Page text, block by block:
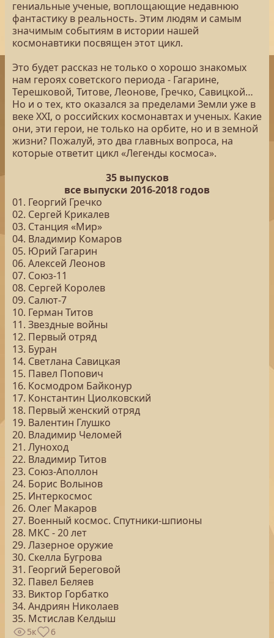
гениальные ученые, воплощающие недавнюю
фантастику в реальность. Этим людям и самым
значимым событиям в истории нашей
космонавтики посвящен этот цикл.
Это будет рассказ не только о хорошо знакомых
нам героях советского периода - Гагарине,
Терешковой, Титове, Леонове, Гречко, Савицкой…
Но и о тех, кто оказался за пределами Земли уже в
веке XXI, о российских космонавтах и ученых. Какие
они, эти герои, не только на орбите, но и в земной
жизни? Пожалуй, это два главных вопроса, на
которые ответит цикл «Легенды космоса».
35 выпусков
все выпуски 2016-2018 годов
01. Георгий Гречко
02. Сергей Крикалев
03. Станция «Мир»
04. Владимир Комаров
05. Юрий Гагарин
06. Алексей Леонов
07. Союз-11
08. Сергей Королев
09. Салют-7
10. Герман Титов
11. Звездные войны
12. Первый отряд
13. Буран
14. Светлана Савицкая
15. Павел Попович
16. Космодром Байконур
17. Константин Циолковский
18. Первый женский отряд
19. Валентин Глушко
20. Владимир Челомей
21. Луноход
22. Владимир Титов
23. Союз-Аполлон
24. Борис Волынов
25. Интеркосмос
26. Олег Макаров
27. Военный космос. Спутники-шпионы
28. МКС - 20 лет
29. Лазерное оружие
30. Скелла Бугрова
31. Георгий Береговой
32. Павел Беляев
33. Виктор Горбатко
34. Андриян Николаев
35. Мстислав Келдыш
5к 6